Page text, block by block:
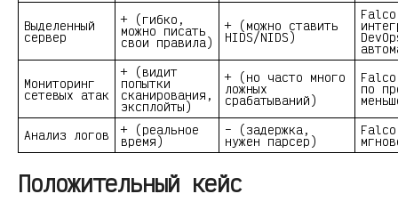
Выделенный
сервер
+ (гибко,
можно писать
свои правила)
+ (можно ставить
HIDS/NIDS)
Мониторинг
сетевых атак
+ (видит
попытки
сканирования,
эксплойты)
+ (но часто много
ложных
срабатываний)
Falco
по
Анализ логов + (реальное
время)
– (задержка,
нужен парсер)
Falco
Положительный кейс